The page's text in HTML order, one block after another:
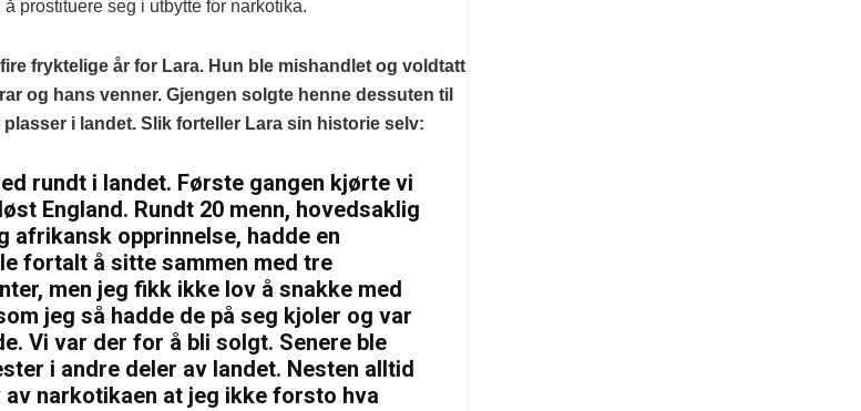
prostituere seg i utbytte for narkotika.
fryktelige år for Lara. Hun ble mishandlet og voldtatt
og hans venner. Gjengen solgte henne dessuten til
i landet. Slik forteller Lara sin historie selv:
rundt i landet. Første gangen kjørte vi
England. Rundt 20 menn, hovedsaklig
afrikansk opprinnelse, hadde en
fortalt å sitte sammen med tre
men jeg fikk ikke lov å snakke med
jeg så hadde de på seg kjoler og var
Vi var der for å bli solgt. Senere ble
i andre deler av landet. Nesten alltid
narkotikaen at jeg ikke forsto hva